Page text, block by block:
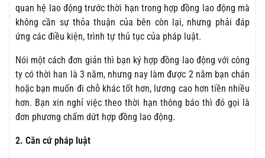
quan hệ lao động trước thời hạn trong hợp đồng lao động mà
không cần sự thỏa thuận của bên còn lại, nhưng phải đáp
ứng các điều kiện, trình tự thủ tục của pháp luật.
Nói một cách đơn giản thì bạn ký hợp đồng lao động với công
ty có thời han là 3 năm, nhưng nay làm được 2 năm bạn chán
hoặc bạn muốn đi chỗ khác tốt hơn, lương cao hơn tiền nhiều
hơn. Bạn xin nghỉ việc theo thời hạn thông báo thì đó gọi là
đơn phương chấm dứt hợp đồng lao động.
2. Căn cứ pháp luật